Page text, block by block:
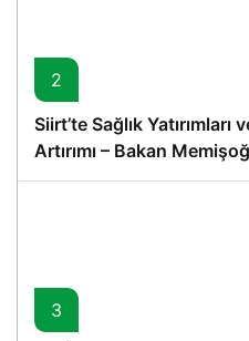
2
Siirt’te Sağlık
Artırımı – Bakan
3